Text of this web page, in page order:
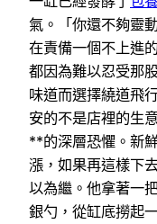
氣。「你還不夠靈
在責備一個不上進
都因為難以忍受那
味道而選擇繞道飛
安的不是店裡的生
**的深層恐懼。新
漲，如果再這樣下
以為繼。他拿著一
銀勺，從缸底撈起